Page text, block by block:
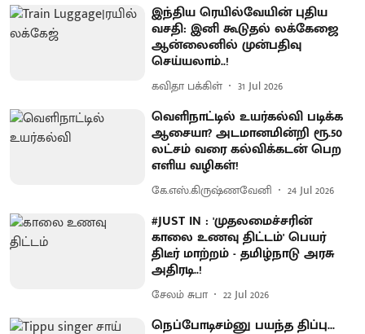
இந்திய ரெயில்வேயின் புதிய
வசதி: இனி கூடுதல் லக்கேஜை
ஆன்லைனில் முன்பதிவு
செய்யலாம்..!
கவிதா பக்கிள் 31 Jul 2026
வெளிநாட்டில் உயர்கல்வி படிக்க
ஆசையா? அடமானமின்றி ரூ.50
லட்சம் வரை கல்விக்கடன் பெற
எளிய வழிகள்!
கே.எஸ்.கிருஷ்ணவேனி 24 Jul 2026
#JUST IN : 'முதலமைச்சரின்
காலை உணவு திட்டம்' பெயர்
திடீர் மாற்றம் - தமிழ்நாடு அரசு
அதிரடி..!
சேலம் சுபா 22 Jul 2026
நெப்போடிசம்னு பயந்த திப்பு...